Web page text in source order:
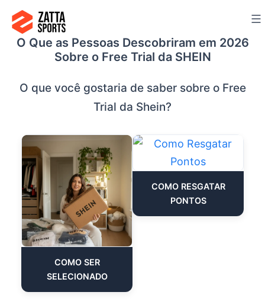
para
O Que as Pessoas Descobriram em 2026
Sobre o Free Trial da SHEIN
O que você gostaria de saber sobre o Free
Trial da Shein?
COMO SER
SELECIONADO
COMO RESGATAR
PONTOS